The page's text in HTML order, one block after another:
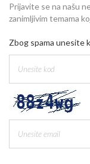
Prijavite se na našu
zanimljivim temama
Zbog spama unesite